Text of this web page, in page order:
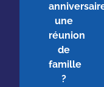
une
réunion
de
famille
?